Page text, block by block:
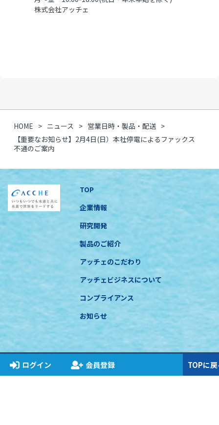
株式会社アッチェ
HOME ニュース
営業日時・製品・配送
【重要なお知らせ】2月4日(日）本社停電によるファックス
不通のご案内
TOP
企業情報
研究開発
製品のご紹介
アッチェのこだわり
アッチェビジネスについて
コンプライアンス
お知らせ
ログイン 会員登録 TOPに